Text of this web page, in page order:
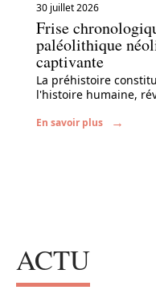
30 juillet 2026
Frise
paléolithique
captivante
La préhistoire
l'histoire humaine,
En savoir plus
ACTU